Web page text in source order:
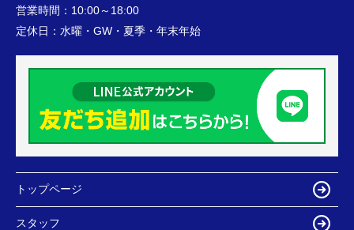
営業時間： 10:00～18:00
定休日： 水曜・GW・夏季・年末年始
トップページ
スタッフ